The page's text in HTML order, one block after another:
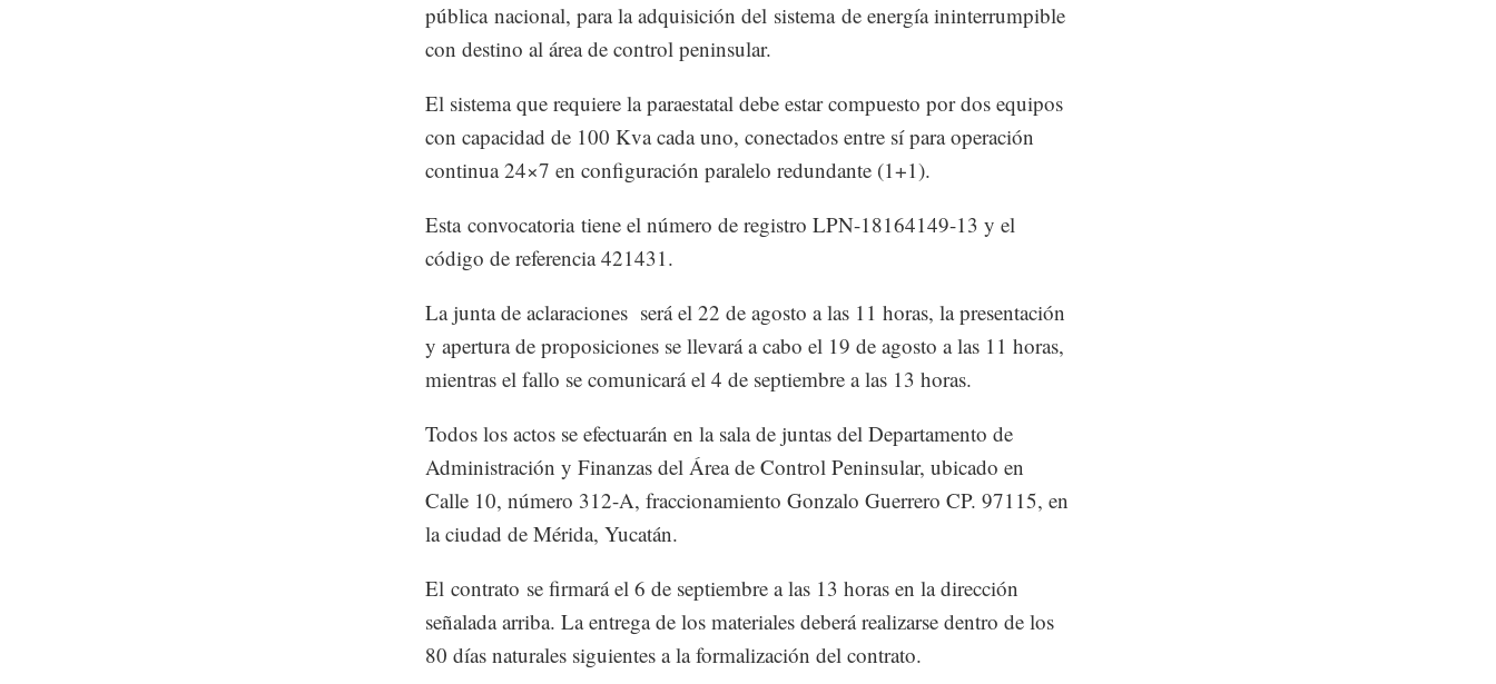
pública nacional, para la adquisición del sistema de energía ininterrumpible
con destino al área de control peninsular.
El sistema que requiere la paraestatal debe estar compuesto por dos equipos
con capacidad de 100 Kva cada uno, conectados entre sí para operación
continua 24×7 en configuración paralelo redundante (1+1).
Esta convocatoria tiene el número de registro LPN-18164149-13 y el
código de referencia 421431.
La junta de aclaraciones será el 22 de agosto a las 11 horas, la presentación
y apertura de proposiciones se llevará a cabo el 19 de agosto a las 11 horas,
mientras el fallo se comunicará el 4 de septiembre a las 13 horas.
Todos los actos se efectuarán en la sala de juntas del Departamento de
Administración y Finanzas del Área de Control Peninsular, ubicado en
Calle 10, número 312-A, fraccionamiento Gonzalo Guerrero CP. 97115, en
la ciudad de Mérida, Yucatán.
El contrato se firmará el 6 de septiembre a las 13 horas en la dirección
señalada arriba. La entrega de los materiales deberá realizarse dentro de los
80 días naturales siguientes a la formalización del contrato.